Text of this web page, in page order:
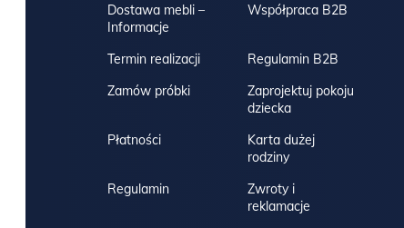
Dostawa mebli –
Informacje
Termin realizacji
Zamów próbki
Płatności
Regulamin
Współpraca B2B
Regulamin B2B
Zaprojektuj pokoju
dziecka
Karta dużej
rodziny
Zwroty i
reklamacje